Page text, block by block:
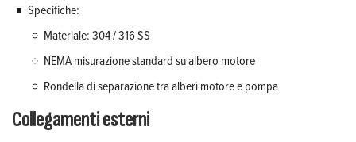
Specifiche:
Materiale: 304 / 316 SS
NEMA misurazione standard su albero motore
Rondella di separazione tra alberi motore e pompa
Collegamenti esterni